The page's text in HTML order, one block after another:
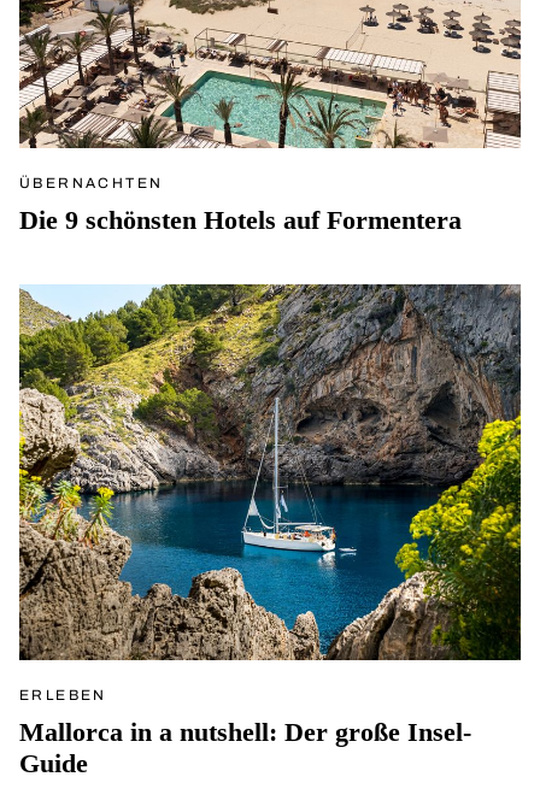
ÜBERNACHTEN
Die 9 schönsten Hotels auf Formentera
ERLEBEN
Mallorca in a nutshell: Der große Insel-
Guide